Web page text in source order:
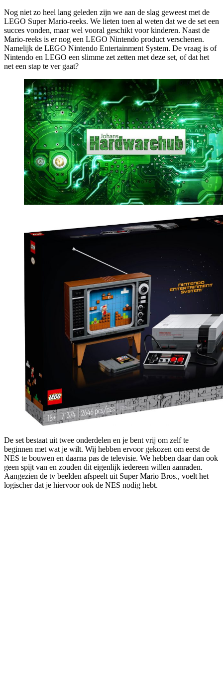
Nog niet zo heel lang geleden zijn we aan de slag geweest met de
LEGO Super Mario-reeks. We lieten toen al weten dat we de set een
succes vonden, maar wel vooral geschikt voor kinderen. Naast de
Mario-reeks is er nog een LEGO Nintendo product verschenen.
Namelijk de LEGO Nintendo Entertainment System. De vraag is of
Nintendo en LEGO een slimme zet zetten met deze set, of dat het
net een stap te ver gaat?
De set bestaat uit twee onderdelen en je bent vrij om zelf te
beginnen met wat je wilt. Wij hebben ervoor gekozen om eerst de
NES te bouwen en daarna pas de televisie. We hebben daar dan ook
geen spijt van en zouden dit eigenlijk iedereen willen aanraden.
Aangezien de tv beelden afspeelt uit Super Mario Bros., voelt het
logischer dat je hiervoor ook de NES nodig hebt.